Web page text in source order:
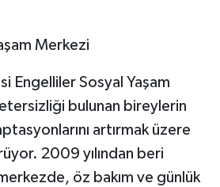
Merkezi
Engelliler Sosyal Yaşam
bulunan bireylerin
artırmak üzere
2009 yılından beri
öz bakım ve günlük